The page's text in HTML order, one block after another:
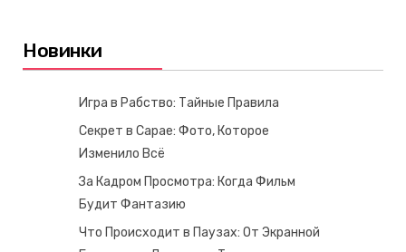
Новинки
Игра в Рабство: Тайные Правила
Секрет в Сарае: Фото, Которое
Изменило Всё
За Кадром Просмотра: Когда Фильм
Будит Фантазию
Что Происходит в Паузах: От Экранной